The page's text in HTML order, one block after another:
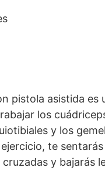
pistola asistida es
los
y los
te
y bajarás